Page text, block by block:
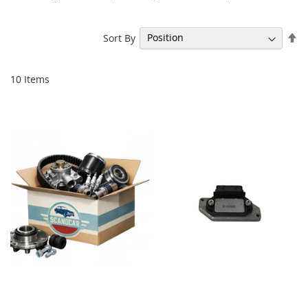
10 Items
Sort By